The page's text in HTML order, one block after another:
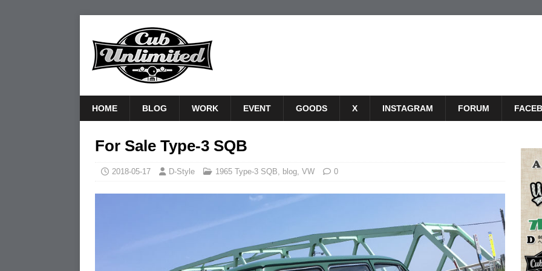
HOME BLOG WORK EVENT GOODS X INSTAGRAM FORUM
For Sale Type-3 SQB
2018-05-17 D-Style 1965 Type-3 SQB, blog, VW 0